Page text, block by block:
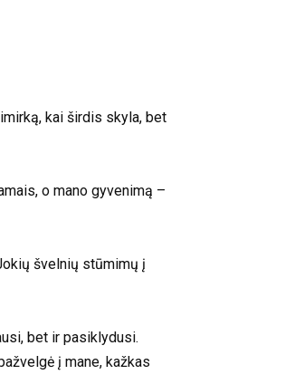
kai širdis skyla, bet
o mano gyvenimą –
švelnių stūmimų į
bet ir pasiklydusi.
į mane, kažkas